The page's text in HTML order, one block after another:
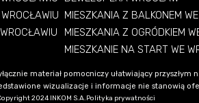
MIESZKANIA Z BALKONEM
MIESZKANIA Z OGRÓDKIEM
MIESZKANIE NA START WE
materiał pomocniczy ułatwiający
wizualizacje i informacje nie stanowią
2024 INKOM S.A.Polityka prywatności